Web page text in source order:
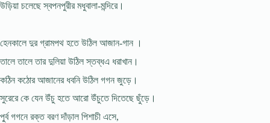
উড়িয়া চলেছে স্বপনপুরীর মধুবালা-মন্দিরে।
হেনকালে দুর গ্রামপথ হতে উঠিল আজান-গান ।
তালে তালে তার দুলিয়া উঠিল স্তব্ধএ ধরাখান।
কঠিন কঠোর আজানের ধবনি উঠিল গগন জুড়ে।
সুরেরে কে যেন উঁচু হতে আরো উঁচুতে দিতেছে ছুঁড়ে।
পু্র্ব গগনে রক্ত বরণ দাঁড়াল পিশাচী এসে,